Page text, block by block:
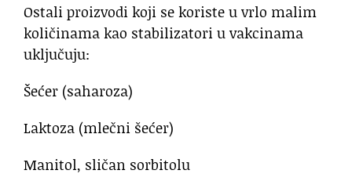
Ostali proizvodi koji se koriste u vrlo malim
količinama kao stabilizatori u vakcinama
uključuju:
Šećer (saharoza)
Laktoza (mlečni šećer)
Manitol, sličan sorbitolu